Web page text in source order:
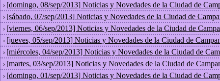
› [domingo, 08/sep/2013] Noticias y Novedades de la Ciudad de
› [sábado, 07/sep/2013] Noticias y Novedades de la Ciudad de
› [viernes, 06/sep/2013] Noticias y Novedades de la Ciudad de
› [jueves, 05/sep/2013] Noticias y Novedades de la Ciudad de
› [miércoles, 04/sep/2013] Noticias y Novedades de la Ciudad de
› [martes, 03/sep/2013] Noticias y Novedades de la Ciudad de
› [domingo, 01/sep/2013] Noticias y Novedades de la Ciudad de